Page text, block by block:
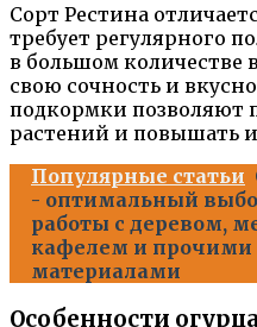
Сорт Рестина
требует регулярного
в большом количестве
свою сочность и
подкормки позволяют
растений и повышать
Популярные статьи
- оптимальный
работы с деревом,
кафелем и прочими
материалами
Особенности